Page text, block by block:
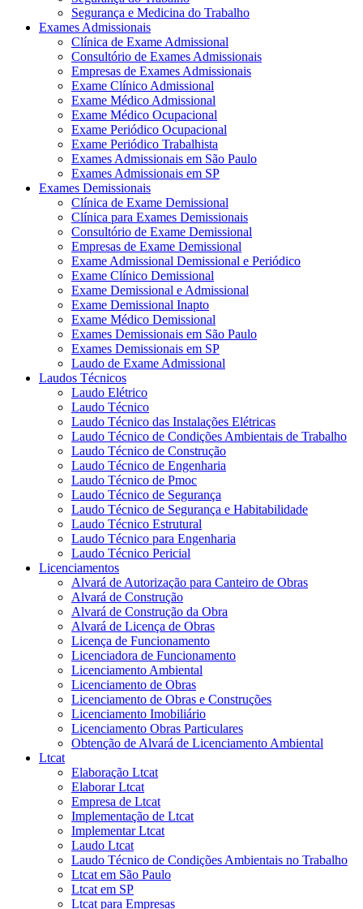
Segurança e Medicina do Trabalho
Exames Admissionais
Clínica de Exame Admissional
Consultório de Exames Admissionais
Empresas de Exames Admissionais
Exame Clínico Admissional
Exame Médico Admissional
Exame Médico Ocupacional
Exame Periódico Ocupacional
Exame Periódico Trabalhista
Exames Admissionais em São Paulo
Exames Admissionais em SP
Exames Demissionais
Clínica de Exame Demissional
Clínica para Exames Demissionais
Consultório de Exame Demissional
Empresas de Exame Demissional
Exame Admissional Demissional e Periódico
Exame Clínico Demissional
Exame Demissional e Admissional
Exame Demissional Inapto
Exame Médico Demissional
Exames Demissionais em São Paulo
Exames Demissionais em SP
Laudo de Exame Admissional
Laudos Técnicos
Laudo Elétrico
Laudo Técnico
Laudo Técnico das Instalações Elétricas
Laudo Técnico de Condições Ambientais de Trabalho
Laudo Técnico de Construção
Laudo Técnico de Engenharia
Laudo Técnico de Pmoc
Laudo Técnico de Segurança
Laudo Técnico de Segurança e Habitabilidade
Laudo Técnico Estrutural
Laudo Técnico para Engenharia
Laudo Técnico Pericial
Licenciamentos
Alvará de Autorização para Canteiro de Obras
Alvará de Construção
Alvará de Construção da Obra
Alvará de Licença de Obras
Licença de Funcionamento
Licenciadora de Funcionamento
Licenciamento Ambiental
Licenciamento de Obras
Licenciamento de Obras e Construções
Licenciamento Imobiliário
Licenciamento Obras Particulares
Obtenção de Alvará de Licenciamento Ambiental
Ltcat
Elaboração Ltcat
Elaborar Ltcat
Empresa de Ltcat
Implementação de Ltcat
Implementar Ltcat
Laudo Ltcat
Laudo Técnico de Condições Ambientais no Trabalho
Ltcat em São Paulo
Ltcat em SP
Ltcat para Empresas